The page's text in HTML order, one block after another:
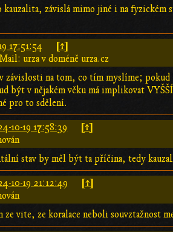
kauzalita, závislá mimo jiné i na
17:51:54 [↑]
Mail: urza v doméně urza.cz
závislosti na tom, co tím myslíme;
být v nějakém věku má implikovat
pro to sdělení.
10-19 17:58:39 [↑]
stav by měl být ta příčina, tedy
10-19 21:12:49 [↑]
ze vite, ze koralace neboli souvztažnost